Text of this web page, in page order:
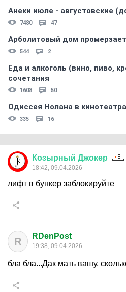
Анеки июле - августовские
7480 47
Арболитовый дом
544 2
Еда и алкоголь (вино, пиво,
сочетания
1608 50
Одиссея Нолана в
335 16
Козырный Джокер
18:42, 09.04.2026
лифт в бункер заблокируйте
R RDenPost
19:38, 09.04.2026
бла бла...Дак мать вашу,